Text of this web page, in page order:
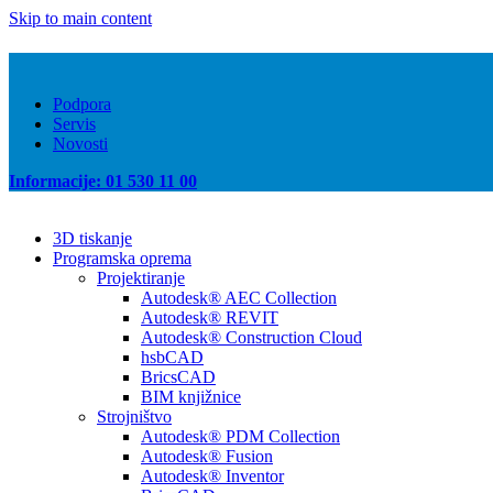
Skip to main content
Podpora
Servis
Novosti
Informacije: 01 530 11 00
3D tiskanje
Programska oprema
Projektiranje
Autodesk® AEC Collection
Autodesk® REVIT
Autodesk® Construction Cloud
hsbCAD
BricsCAD
BIM knjižnice
Strojništvo
Autodesk® PDM Collection
Autodesk® Fusion
Autodesk® Inventor